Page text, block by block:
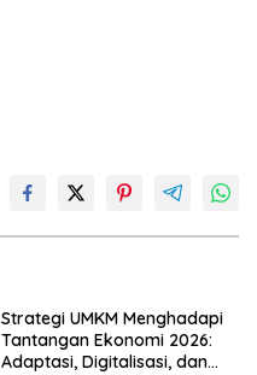
Strategi UMKM Menghadapi
Tantangan Ekonomi 2026:
Adaptasi, Digitalisasi, dan